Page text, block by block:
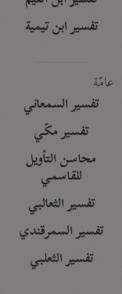
تفسير ابن تيمية
عامّة
تفسير السمعاني
تفسير مكّي
محاسن التأويل
للقاسمي
تفسير الثعالبي
تفسير السمرقندي
تفسير الثعلبي